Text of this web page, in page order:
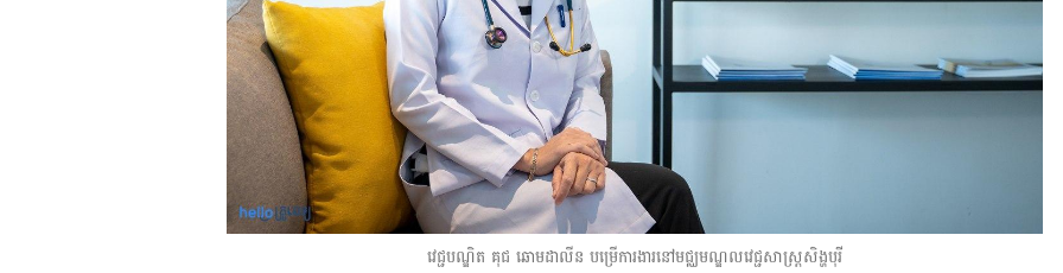
វេជ្ជបណ្ឌិត គុជ ឆោមដាលីន បម្រើការងារនៅមជ្ឈមណ្ឌលវេជ្ជសាស្ត្រសិង្ហបុរី